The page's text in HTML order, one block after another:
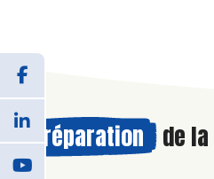
Préparation de la